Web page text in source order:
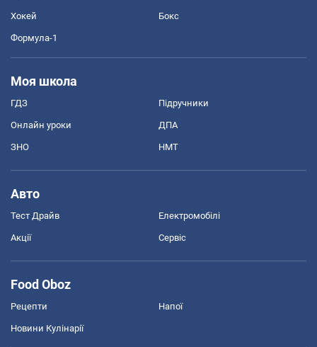
Хокей Бокс
Формула-1
Моя школа
ГДЗ Підручники
Онлайн уроки ДПА
ЗНО НМТ
Авто
Тест Драйв Електромобілі
Акції Сервіс
Food Oboz
Рецепти Напої
Новини Кулінарії